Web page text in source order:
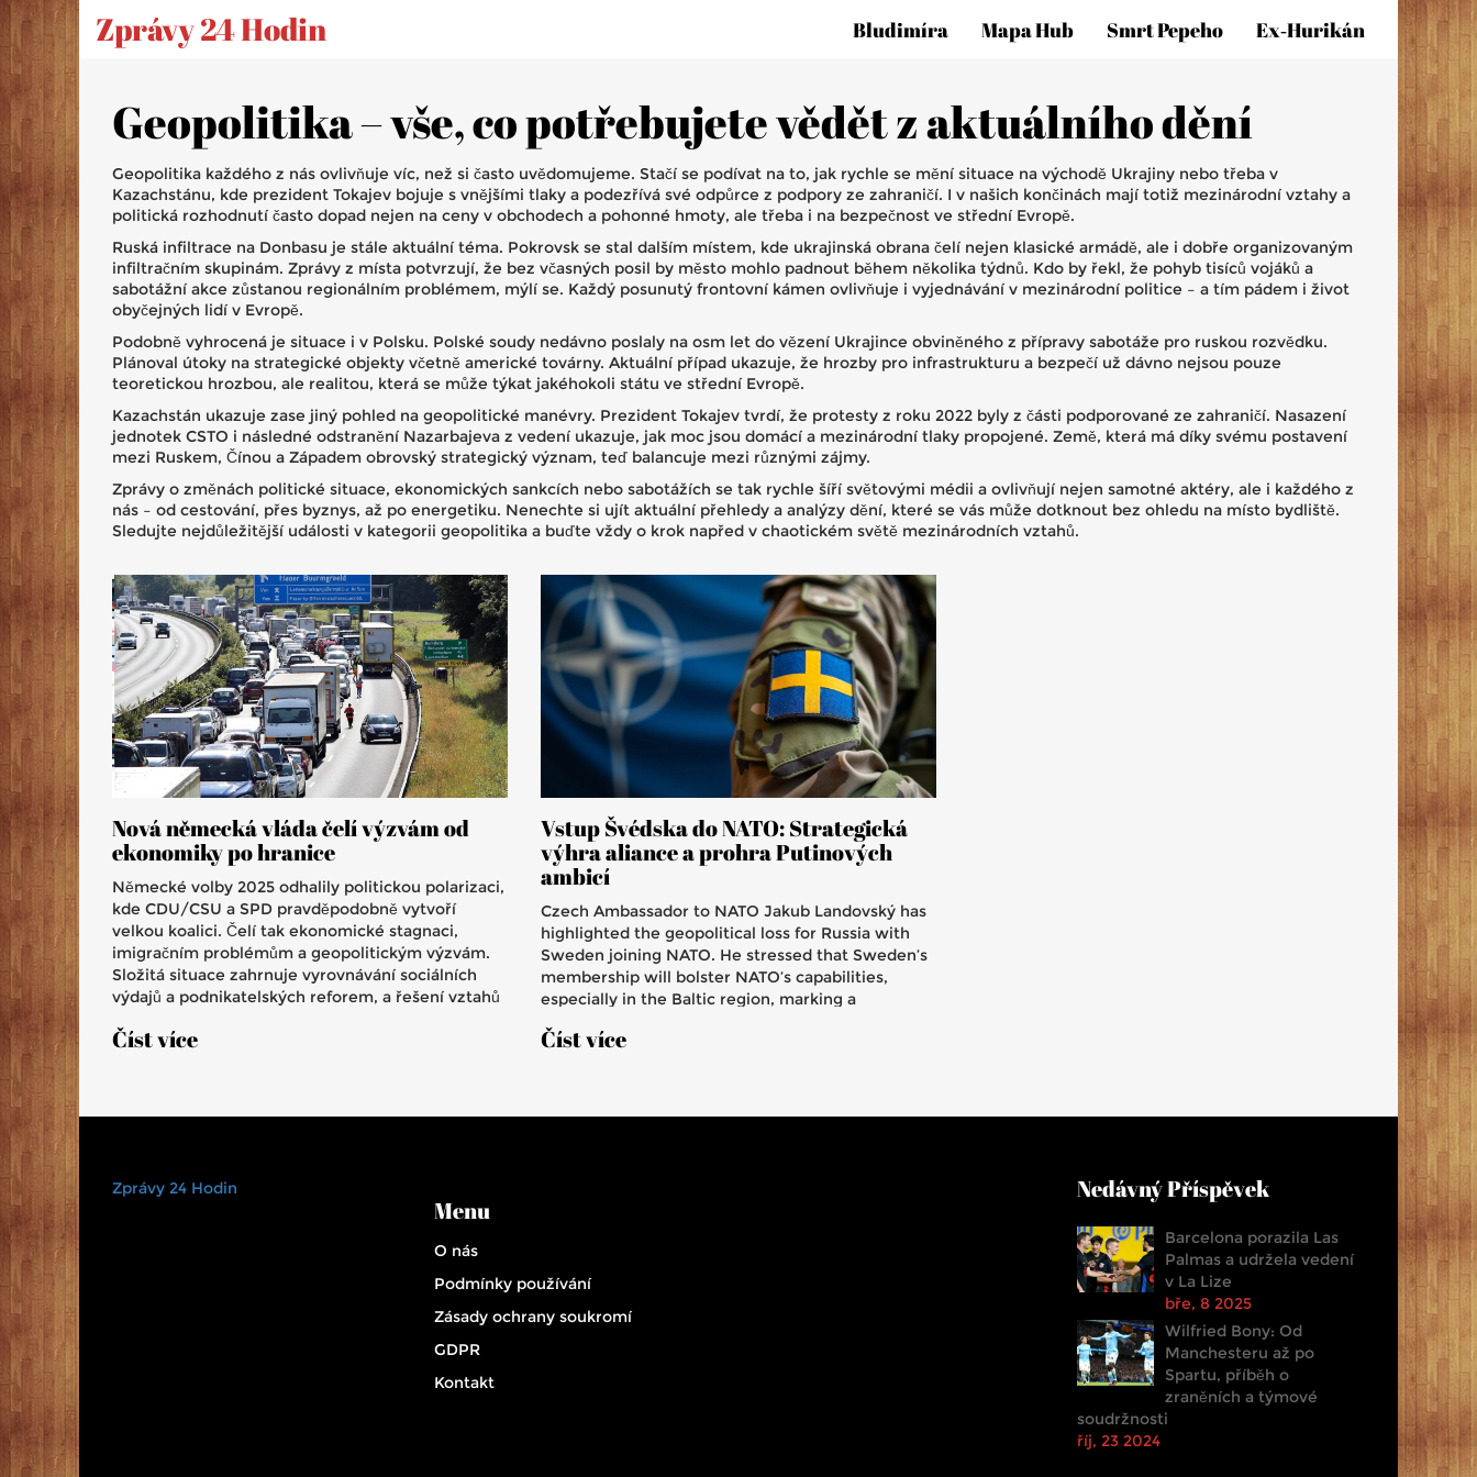
Zprávy 24 Hodin Bludimíra Mapa Hub Smrt Pepeho Ex‑hurikán
Geopolitika – vše, co potřebujete vědět z aktuálního dění
Geopolitika každého z nás ovlivňuje víc, než si často uvědomujeme. Stačí se podívat na to, jak rychle se mění situace na východě Ukrajiny nebo třeba v
Kazachstánu, kde prezident Tokajev bojuje s vnějšími tlaky a podezřívá své odpůrce z podpory ze zahraničí. I v našich končinách mají totiž mezinárodní vztahy a
politická rozhodnutí často dopad nejen na ceny v obchodech a pohonné hmoty, ale třeba i na bezpečnost ve střední Evropě.
Ruská infiltrace na Donbasu je stále aktuální téma. Pokrovsk se stal dalším místem, kde ukrajinská obrana čelí nejen klasické armádě, ale i dobře organizovaným
infiltračním skupinám. Zprávy z místa potvrzují, že bez včasných posil by město mohlo padnout během několika týdnů. Kdo by řekl, že pohyb tisíců vojáků a
sabotážní akce zůstanou regionálním problémem, mýlí se. Každý posunutý frontovní kámen ovlivňuje i vyjednávání v mezinárodní politice – a tím pádem i život
obyčejných lidí v Evropě.
Podobně vyhrocená je situace i v Polsku. Polské soudy nedávno poslaly na osm let do vězení Ukrajince obviněného z přípravy sabotáže pro ruskou rozvědku.
Plánoval útoky na strategické objekty včetně americké továrny. Aktuální případ ukazuje, že hrozby pro infrastrukturu a bezpečí už dávno nejsou pouze
teoretickou hrozbou, ale realitou, která se může týkat jakéhokoli státu ve střední Evropě.
Kazachstán ukazuje zase jiný pohled na geopolitické manévry. Prezident Tokajev tvrdí, že protesty z roku 2022 byly z části podporované ze zahraničí. Nasazení
jednotek CSTO i následné odstranění Nazarbajeva z vedení ukazuje, jak moc jsou domácí a mezinárodní tlaky propojené. Země, která má díky svému postavení
mezi Ruskem, Čínou a Západem obrovský strategický význam, teď balancuje mezi různými zájmy.
Zprávy o změnách politické situace, ekonomických sankcích nebo sabotážích se tak rychle šíří světovými médii a ovlivňují nejen samotné aktéry, ale i každého z
nás – od cestování, přes byznys, až po energetiku. Nenechte si ujít aktuální přehledy a analýzy dění, které se vás může dotknout bez ohledu na místo bydliště.
Sledujte nejdůležitější události v kategorii geopolitika a buďte vždy o krok napřed v chaotickém světě mezinárodních vztahů.
Nová německá vláda čelí výzvám od
ekonomiky po hranice
Německé volby 2025 odhalily politickou polarizaci,
kde CDU/CSU a SPD pravděpodobně vytvoří
velkou koalici. Čelí tak ekonomické stagnaci,
imigračním problémům a geopolitickým výzvám.
Složitá situace zahrnuje vyrovnávání sociálních
výdajů a podnikatelských reforem, a řešení vztahů
bezpečnostní politiky, zatímco klimatické cíle a
Číst více
Vstup Švédska do NATO: Strategická
výhra aliance a prohra Putinových
ambicí
Czech Ambassador to NATO Jakub Landovský has
highlighted the geopolitical loss for Russia with
Sweden joining NATO. He stressed that Sweden’s
membership will bolster NATO’s capabilities,
especially in the Baltic region, marking a
Landovský emphasized the strengthened unity
Číst více
Zprávy 24 Hodin
Menu
O nás
Podmínky používání
Zásady ochrany soukromí
GDPR
Kontakt
Nedávný Příspěvek
Barcelona porazila Las
Palmas a udržela vedení
v La Lize
bře, 8 2025
Wilfried Bony: Od
Manchesteru až po
Spartu, příběh o
zraněních a týmové
soudržnosti
říj, 23 2024